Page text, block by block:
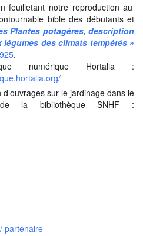
feuilletant notre reproduction au
bible des débutants et
Plantes potagères, description
des climats tempérés »
.
numérique Hortalia :
sur le jardinage dans le
la bibliothèque SNHF :
partenaire